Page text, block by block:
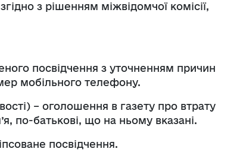
з рішенням міжвідомчої комісії,
посвідчення з уточненням причин
мобільного телефону.
– оголошення в газету про втрату
по-батькові, що на ньому вказані.
посвідчення.